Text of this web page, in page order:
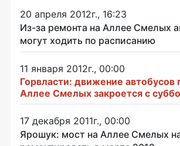
20 апреля 2012г., 16:23
Из-за ремонта на Аллее Смелых
могут ходить по расписанию
11 января 2012г., 00:00
Горвласти: движение автобусов
Аллее Смелых закроется с
17 декабря 2011г., 00:00
Ярошук: мост на Аллее Смелых